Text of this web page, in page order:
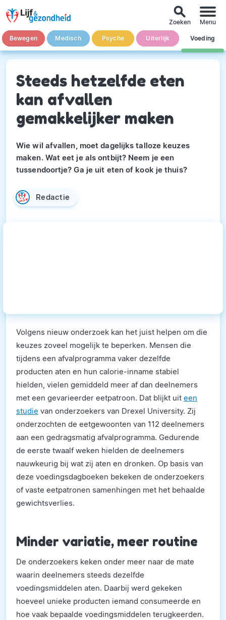
Bewegen Medisch Psyche Uiterlijk Voeding
search
Zoeken Menu
Steeds hetzelfde eten
kan afvallen
gemakkelijker maken
Wie wil afvallen, moet dagelijks talloze keuzes
maken. Wat eet je als ontbijt? Neem je een
tussendoortje? Ga je uit eten of kook je thuis?
Redactie
Volgens nieuw onderzoek kan het juist helpen om die
keuzes zoveel mogelijk te beperken. Mensen die
tijdens een afvalprogramma vaker dezelfde
producten aten en hun calorie-inname stabiel
hielden, vielen gemiddeld meer af dan deelnemers
met een gevarieerder eetpatroon. Dat blijkt uit een
studie van onderzoekers van Drexel University. Zij
onderzochten de eetgewoonten van 112 deelnemers
aan een gedragsmatig afvalprogramma. Gedurende
de eerste twaalf weken hielden de deelnemers
nauwkeurig bij wat zij aten en dronken. Op basis van
deze voedingsdagboeken bekeken de onderzoekers
of vaste eetpatronen samenhingen met het behaalde
gewichtsverlies.
Minder variatie, meer routine
De onderzoekers keken onder meer naar de mate
waarin deelnemers steeds dezelfde
voedingsmiddelen aten. Daarbij werd gekeken
hoeveel unieke producten iemand consumeerde en
hoe vaak bepaalde voedingsmiddelen terugkeerden.